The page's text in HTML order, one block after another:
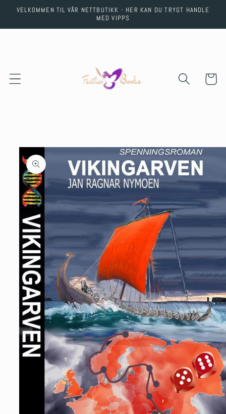
Skip to
VELKOMMEN TIL VÅR NETTBUTIKK - HER KAN DU TRYGT HANDLE
MED VIPPS
Cart
Skip to
product
information